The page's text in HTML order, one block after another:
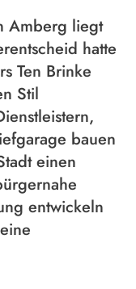
Amberg liegt
hatte
Ten Brinke
Stil
bauen
einen
entwickeln